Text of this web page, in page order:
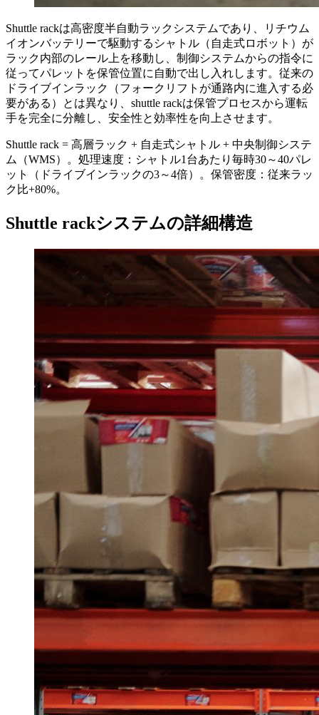
Shuttle rackは高密度半自動ラックシステムであり、リチウム
イオンバッテリーで駆動するシャトル（自走式ロボット）が
ラック内部のレール上を移動し、制御システムからの指令に
従ってパレットを保管位置に自動で出し入れします。従来の
ドライブインラック（フォークリフトが通路内に進入する必
要がある）とは異なり、shuttle rackは保管プロセスから運転
手を完全に分離し、安全性と効率性を向上させます。
Shuttle rack = 高層ラック + 自走式シャトル + 中央制御システ
ム（WMS）。処理速度：シャトル1台あたり毎時30～40パレ
ット（ドライブインラックの3～4倍）。保管密度：従来ラッ
ク比+80%。
Shuttle rackシステムの詳細構造